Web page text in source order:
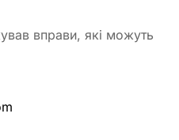
вправи, які можуть